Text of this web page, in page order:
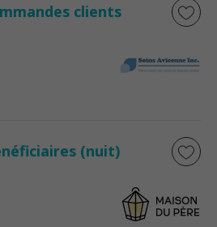
clients
(nuit)